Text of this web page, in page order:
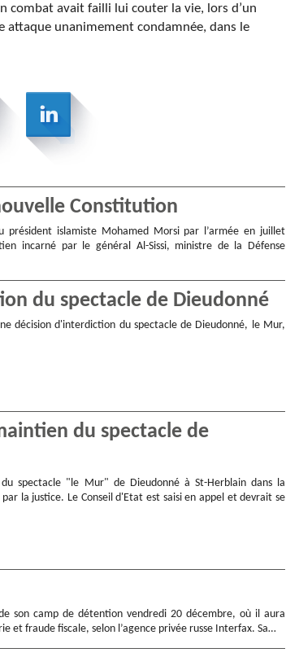
combat avait failli lui couter la vie, lors d’un
unanimement condamnée, dans le
Constitution
président islamiste Mohamed Morsi par l’armée en juillet
incarné par le général Al-Sissi, ministre de la Défense
du spectacle de Dieudonné
décision d'interdiction du spectacle de Dieudonné, le Mur,
du spectacle de
spectacle "le Mur" de Dieudonné à St-Herblain dans la
la justice. Le Conseil d'Etat est saisi en appel et devrait se
son camp de détention vendredi 20 décembre, où il aura
et fraude fiscale, selon l’agence privée russe Interfax. Sa…